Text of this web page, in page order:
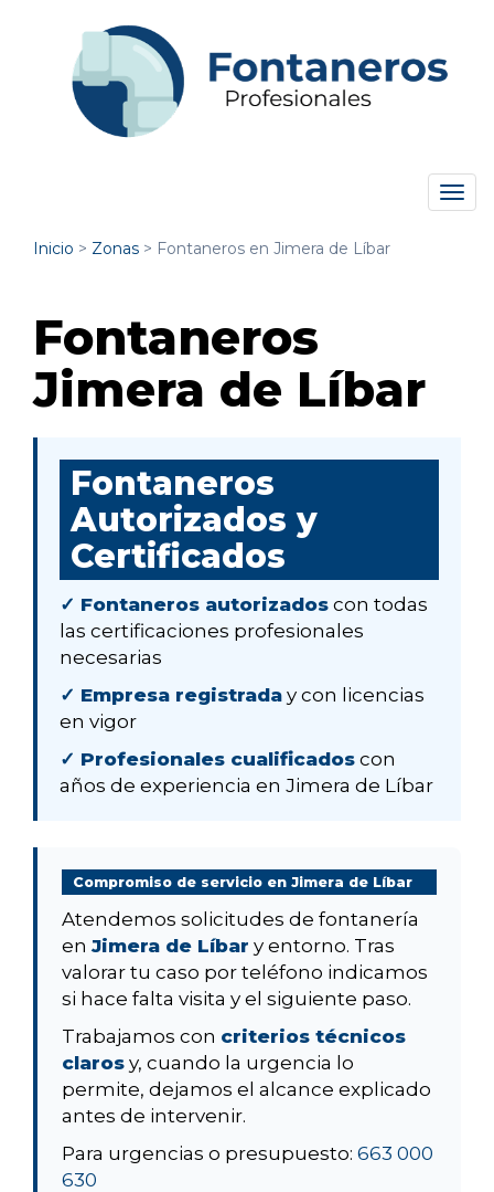
Inicio > Zonas > Fontaneros en Jimera de Líbar
Fontaneros
Jimera de Líbar
Fontaneros
Autorizados y
Certificados
✓ Fontaneros autorizados con todas
las certificaciones profesionales
necesarias
✓ Empresa registrada y con licencias
en vigor
✓ Profesionales cualificados con
años de experiencia en Jimera de Líbar
Compromiso de servicio en Jimera de Líbar
Atendemos solicitudes de fontanería
en Jimera de Líbar y entorno. Tras
valorar tu caso por teléfono indicamos
si hace falta visita y el siguiente paso.
Trabajamos con criterios técnicos
claros y, cuando la urgencia lo
permite, dejamos el alcance explicado
antes de intervenir.
Para urgencias o presupuesto: 663 000
630